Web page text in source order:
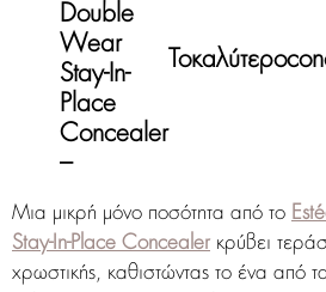
Double
Wear
Stay-In-
Place
Concealer
–
Τοκαλύτερο
Μια μικρή μόνο ποσότητα από το
Stay-In-Place Concealer κρύβει
χρωστικής, καθιστώντας το ένα από